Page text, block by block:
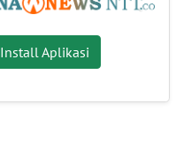
Install Aplikasi